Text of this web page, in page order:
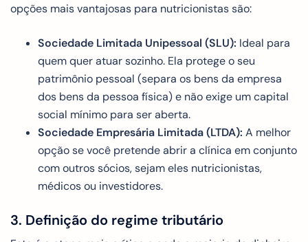
opções mais vantajosas para nutricionistas são:
Sociedade Limitada Unipessoal (SLU): Ideal para
quem quer atuar sozinho. Ela protege o seu
patrimônio pessoal (separa os bens da empresa
dos bens da pessoa física) e não exige um capital
social mínimo para ser aberta.
Sociedade Empresária Limitada (LTDA): A melhor
opção se você pretende abrir a clínica em conjunto
com outros sócios, sejam eles nutricionistas,
médicos ou investidores.
3. Definição do regime tributário